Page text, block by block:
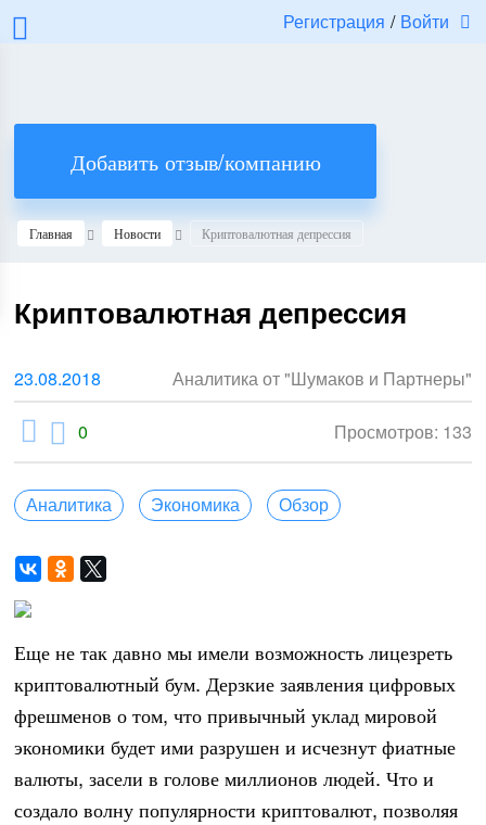
Регистрация / Войти
Добавить отзыв/компанию
Главная Новости Криптовалютная депрессия
Криптовалютная депрессия
23.08.2018 Аналитика от "Шумаков и Партнеры"
0 Просмотров: 133
Аналитика Экономика Обзор
Еще не так давно мы имели возможность лицезреть
криптовалютный бум. Дерзкие заявления цифровых
фрешменов о том, что привычный уклад мировой
экономики будет ими разрушен и исчезнут фиатные
валюты, засели в голове миллионов людей. Что и
создало волну популярности криптовалют, позволяя